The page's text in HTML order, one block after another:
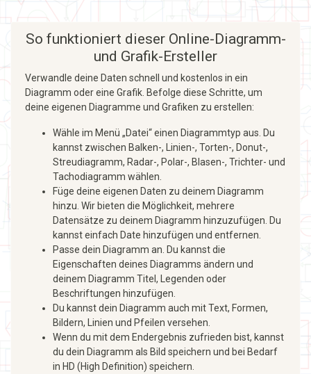
So funktioniert dieser Online-Diagramm-
und Grafik-Ersteller
Verwandle deine Daten schnell und kostenlos in ein
Diagramm oder eine Grafik. Befolge diese Schritte, um
deine eigenen Diagramme und Grafiken zu erstellen:
Wähle im Menü „Datei“ einen Diagrammtyp aus. Du
kannst zwischen Balken-, Linien-, Torten-, Donut-,
Streudiagramm, Radar-, Polar-, Blasen-, Trichter- und
Tachodiagramm wählen.
Füge deine eigenen Daten zu deinem Diagramm
hinzu. Wir bieten die Möglichkeit, mehrere
Datensätze zu deinem Diagramm hinzuzufügen. Du
kannst einfach Date hinzufügen und entfernen.
Passe dein Diagramm an. Du kannst die
Eigenschaften deines Diagramms ändern und
deinem Diagramm Titel, Legenden oder
Beschriftungen hinzufügen.
Du kannst dein Diagramm auch mit Text, Formen,
Bildern, Linien und Pfeilen versehen.
Wenn du mit dem Endergebnis zufrieden bist, kannst
du dein Diagramm als Bild speichern und bei Bedarf
in HD (High Definition) speichern.